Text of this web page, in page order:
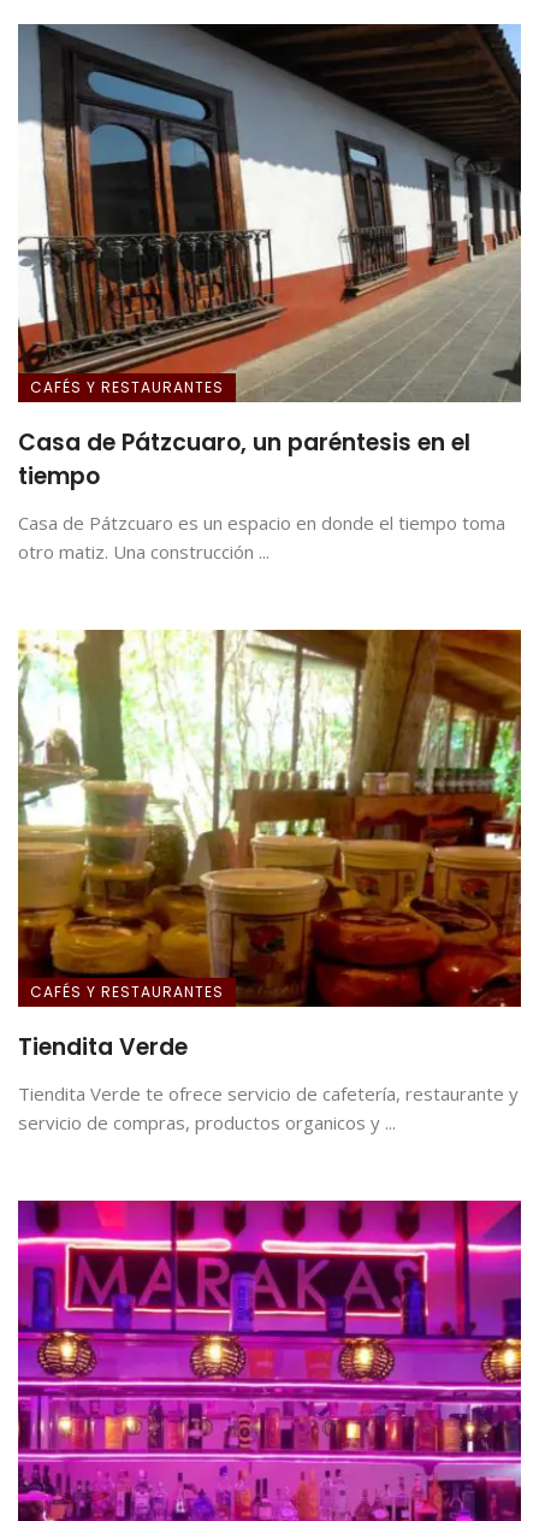
CAFÉS Y RESTAURANTES
Casa de Pátzcuaro, un paréntesis en el
tiempo
Casa de Pátzcuaro es un espacio en donde el tiempo toma
otro matiz. Una construcción ...
CAFÉS Y RESTAURANTES
Tiendita Verde
Tiendita Verde te ofrece servicio de cafetería, restaurante y
servicio de compras, productos organicos y ...